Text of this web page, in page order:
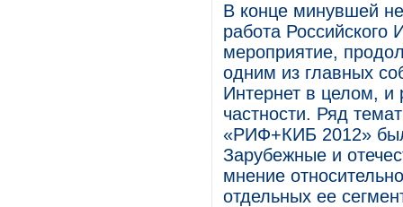
В конце минувшей
работа
мероприятие,
одним из главных
Интернет в целом, и
частности. Ряд
«РИФ+КИБ 2012»
Зарубежные и
мнение
отдельных ее